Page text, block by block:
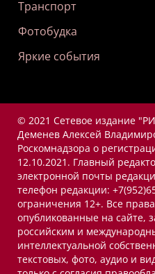
Транспорт
Фотобудка
Яркие события
© 2021 Сетевое издание
Деменев Алексей
Роскомнадзора о
12.10.2021. Главный
электронной почты
телефон редакции:
ограничения 12+. Все
опубликованные на сайте,
российским и
интеллектуальной
текстовых, фото, аудио и